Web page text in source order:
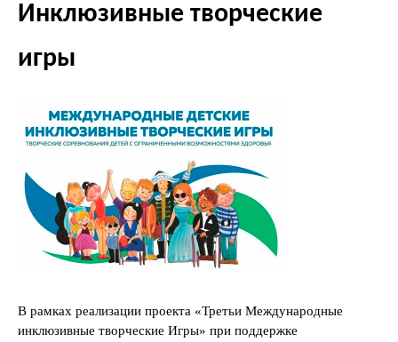
Инклюзивные творческие
игры
В рамках реализации проекта «Третьи Международные
инклюзивные творческие Игры» при поддержке